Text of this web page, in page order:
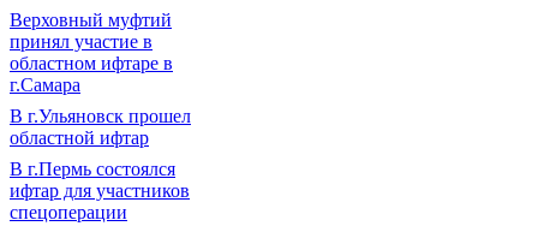
Верховный муфтий
принял участие в
областном ифтаре в
г.Самара
В г.Ульяновск прошел
областной ифтар
В г.Пермь состоялся
ифтар для участников
спецоперации